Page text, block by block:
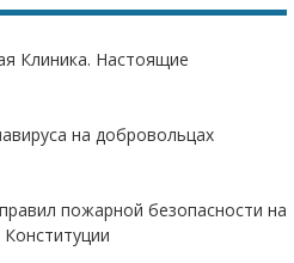
Клиника. Настоящие
на добровольцах
пожарной безопасности на